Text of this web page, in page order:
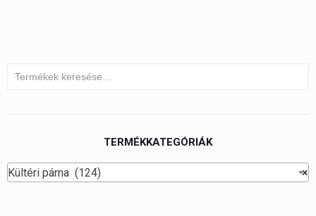
TERMÉKKATEGÓRIÁK
×
Kültéri párna (124)